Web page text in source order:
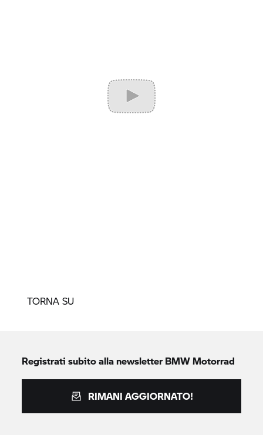
TORNA SU
Registrati subito alla newsletterBMW Motorrad
RIMANI AGGIORNATO!